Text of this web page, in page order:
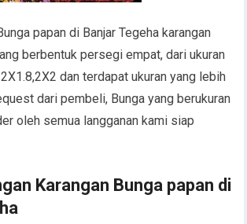
papan di Banjar Tegeha karangan
berbentuk persegi empat, dari ukuran
dan terdapat ukuran yang lebih
dari pembeli, Bunga yang berukuran
oleh semua langganan kami siap
Karangan Bunga papan di